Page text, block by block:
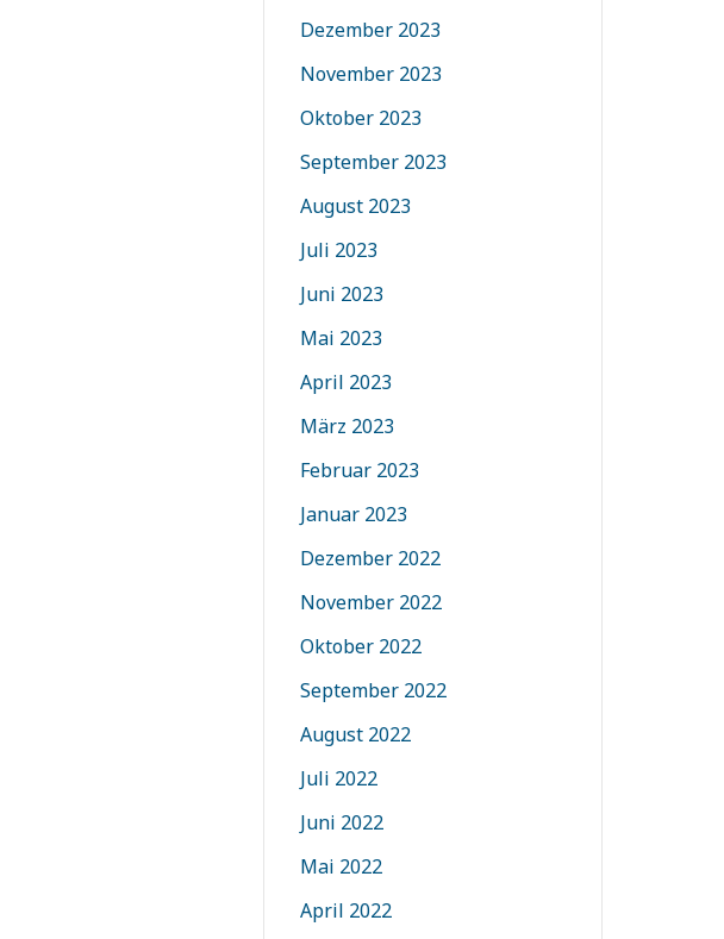
Dezember 2023
November 2023
Oktober 2023
September 2023
August 2023
Juli 2023
Juni 2023
Mai 2023
April 2023
März 2023
Februar 2023
Januar 2023
Dezember 2022
November 2022
Oktober 2022
September 2022
August 2022
Juli 2022
Juni 2022
Mai 2022
April 2022